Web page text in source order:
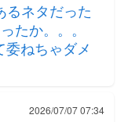
るネタだった
たか。。。
ねちゃダメ
2026/07/07 07:34